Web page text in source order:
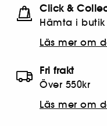
Click &
Hämta i butik​
Läs mer om
Fri frakt
Över 550kr
Läs mer om